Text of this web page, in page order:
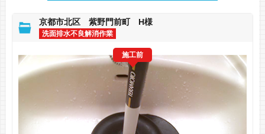
京都市北区 紫野門前町 H様
洗面排水不良解消作業
施工前